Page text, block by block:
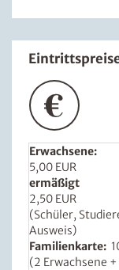
Erwachsene:
5,00 EUR
ermäßigt
2,50 EUR
(Schüler,
Ausweis)
Familienkarte:
(2 Erwachsene